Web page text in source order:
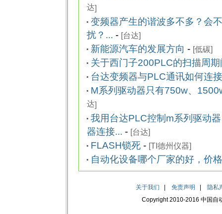
达]
变频器产生的谐波多不多？会
扰？... - [台达]
新能源汽车的发展方向 - [低碳]
关于西门子200PLC的扫描周期
台达变频器与PLC通讯如何连
M系列驱动器只有750w、
达]
我用台达PLC控制m系列驱动
器连接... - [台达]
FLASH锁死- [TI德州仪器]
自动化设备哪个厂家的好，价
关于我们 免责声明
隐私
Copyright 2010-2016 中国自